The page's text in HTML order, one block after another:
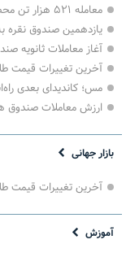
معامله ۵۲۱ هزار تن محصول در بورس کالا
یازدهمین صندوق
آغاز معاملات ثانویه
آخرین تغییرات قیمت
مس؛ کاندیدای بعدی
ارزش معاملات صندوق های طلا
بازار جهانی
آخرین تغییرات قیمت
آموزش